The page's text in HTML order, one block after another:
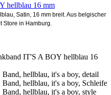
hellblau 16 mm
Satin, 16 mm breit. Aus belgischer
Store in Hamburg.